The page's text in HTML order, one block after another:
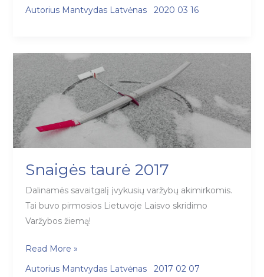
2020
konferencija
Autorius Mantvydas Latvėnas 2020 03 16
Snaigės taurė 2017
Dalinamės savaitgalį įvykusių varžybų akimirkomis.
Tai buvo pirmosios Lietuvoje Laisvo skridimo
Varžybos žiemą!
Snaigės
taurė
Read More »
Autorius Mantvydas Latvėnas 2017 02 07